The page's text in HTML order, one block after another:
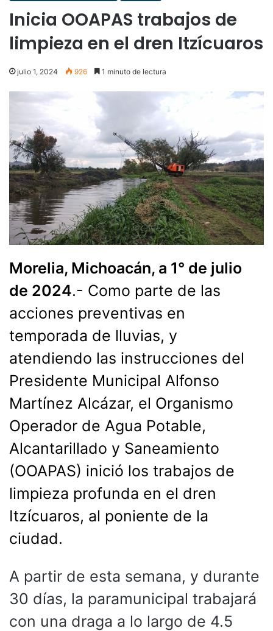
Inicia OOAPAS trabajos de
limpieza en el dren Itzícuaros
julio 1, 2024 926 1 minuto de lectura
Morelia, Michoacán, a 1° de julio
de 2024.- Como parte de las
acciones preventivas en
temporada de lluvias, y
atendiendo las instrucciones del
Presidente Municipal Alfonso
Martínez Alcázar, el Organismo
Operador de Agua Potable,
Alcantarillado y Saneamiento
(OOAPAS) inició los trabajos de
limpieza profunda en el dren
Itzícuaros, al poniente de la
ciudad.
A partir de esta semana, y durante
30 días, la paramunicipal trabajará
con una draga a lo largo de 4.5